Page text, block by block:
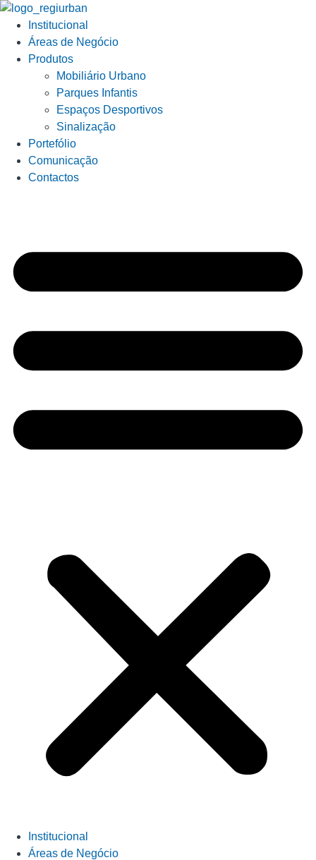
Institucional
Áreas de Negócio
Produtos
Mobiliário Urbano
Parques Infantis
Espaços Desportivos
Sinalização
Portefólio
Comunicação
Contactos
Institucional
Áreas de Negócio